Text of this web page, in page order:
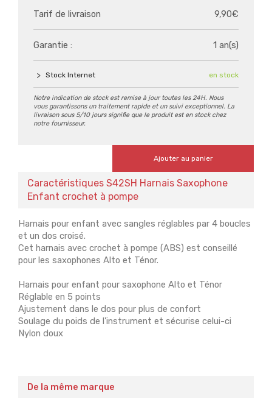
Tarif de livraison 9,90€
Garantie : 1 an(s)
Stock Internet en stock
Notre indication de stock est remise à jour toutes les 24H. Nous
vous garantissons un traitement rapide et un suivi exceptionnel. La
livraison sous 5/10 jours signifie que le produit est en stock chez
notre fournisseur.
Ajouter au panier
Caractéristiques S42SH Harnais Saxophone
Enfant crochet à pompe
Harnais pour enfant avec sangles réglables par 4 boucles
et un dos croisé.
Cet harnais avec crochet à pompe (ABS) est conseillé
pour les saxophones Alto et Ténor.
Harnais pour enfant pour saxophone Alto et Ténor
Réglable en 5 points
Ajustement dans le dos pour plus de confort
Soulage du poids de l'instrument et sécurise celui-ci
Nylon doux
De la même marque